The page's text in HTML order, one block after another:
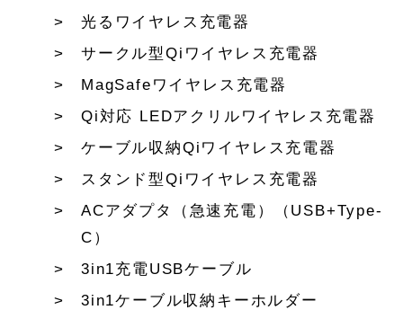
光るワイヤレス充電器
サークル型Qiワイヤレス充電器
MagSafeワイヤレス充電器
Qi対応 LEDアクリルワイヤレス充電器
ケーブル収納Qiワイヤレス充電器
スタンド型Qiワイヤレス充電器
ACアダプタ（急速充電）（USB+Type-
C）
3in1充電USBケーブル
3in1ケーブル収納キーホルダー